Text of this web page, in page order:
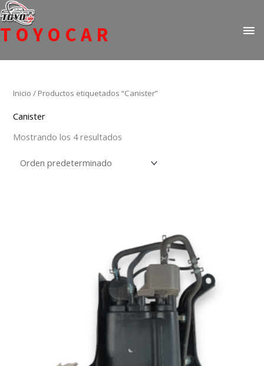
Ir
al
contenido
TOYOCAR
Inicio / Productos etiquetados “Canister”
Canister
Mostrando los 4 resultados